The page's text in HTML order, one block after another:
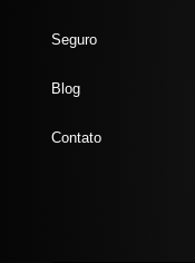
Seguro
Blog
Contato